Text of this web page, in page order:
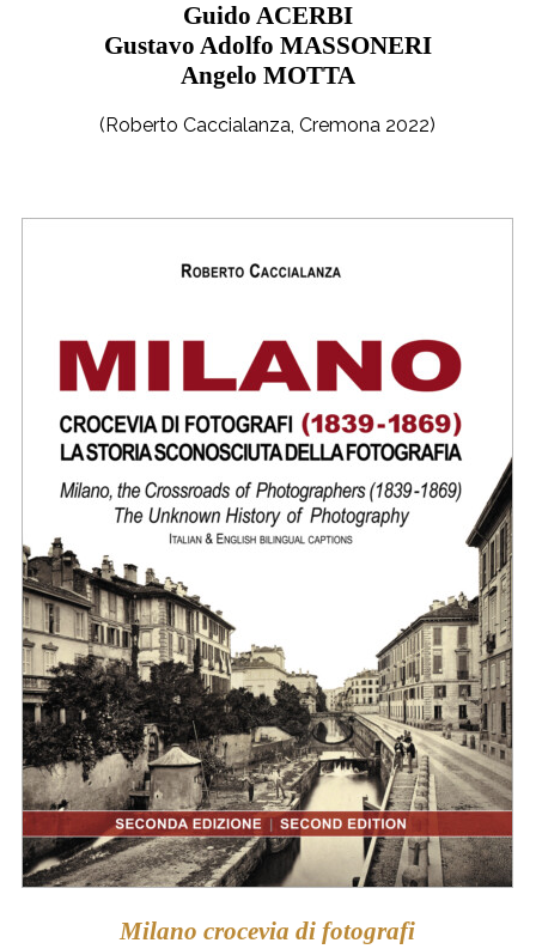
Guido ACERBI
Gustavo Adolfo MASSONERI
Angelo MOTTA
(Roberto Caccialanza, Cremona 2022)
Milano crocevia di fotografi